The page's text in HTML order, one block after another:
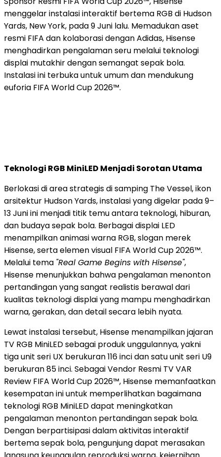
menggelar instalasi interaktif bertema RGB di Hudson
Yards, New York, pada 9 Juni lalu. Memadukan aset
resmi FIFA dan kolaborasi dengan Adidas, Hisense
menghadirkan pengalaman seru melalui teknologi
displai mutakhir dengan semangat sepak bola.
Instalasi ini terbuka untuk umum dan mendukung
euforia FIFA World Cup 2026™.
Teknologi RGB MiniLED Menjadi Sorotan Utama
Berlokasi di area strategis di samping The Vessel, ikon
arsitektur Hudson Yards, instalasi yang digelar pada 9–
13 Juni ini menjadi titik temu antara teknologi, hiburan,
dan budaya sepak bola. Berbagai displai LED
menampilkan animasi warna RGB, slogan merek
Hisense, serta elemen visual FIFA World Cup 2026™.
Melalui tema "Real Game Begins with Hisense",
Hisense menunjukkan bahwa pengalaman menonton
pertandingan yang sangat realistis berawal dari
kualitas teknologi displai yang mampu menghadirkan
warna, gerakan, dan detail secara lebih nyata.
Lewat instalasi tersebut, Hisense menampilkan jajaran
TV RGB MiniLED sebagai produk unggulannya, yakni
tiga unit seri UX berukuran 116 inci dan satu unit seri U9
berukuran 85 inci. Sebagai Vendor Resmi TV VAR
Review FIFA World Cup 2026™, Hisense memanfaatkan
kesempatan ini untuk memperlihatkan bagaimana
teknologi RGB MiniLED dapat meningkatkan
pengalaman menonton pertandingan sepak bola.
Dengan berpartisipasi dalam aktivitas interaktif
bertema sepak bola, pengunjung dapat merasakan